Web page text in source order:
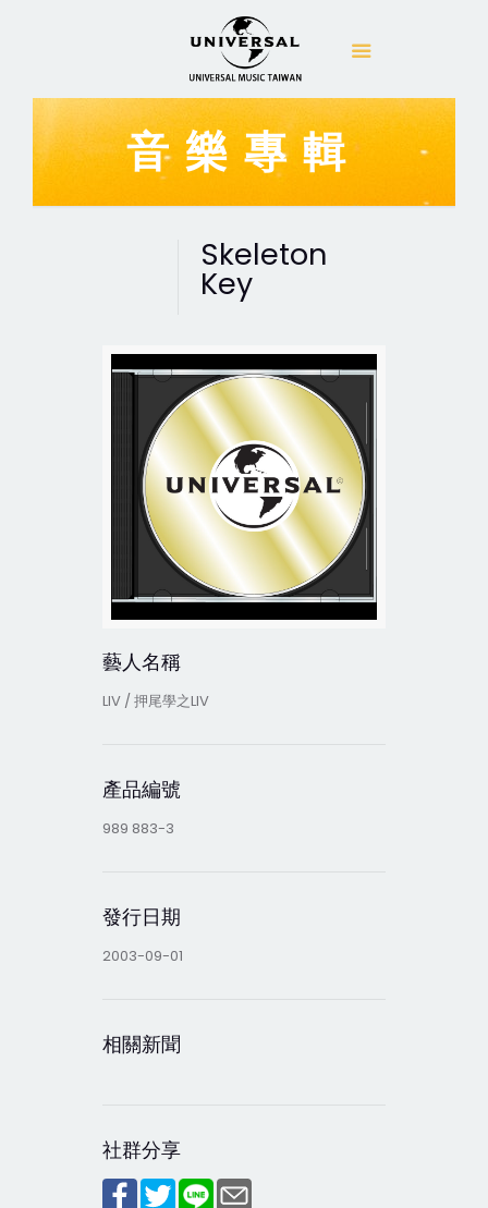
音樂專輯
Skeleton
Key
藝人名稱
LIV / 押尾學之LIV
產品編號
989 883-3
發行日期
2003-09-01
相關新聞
社群分享